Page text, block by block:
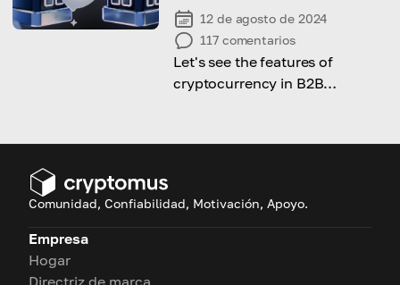
12 de agosto de 2024
117 comentarios
Let's see the features of
cryptocurrency in B2B
Comunidad, Confiabilidad, Motivación, Apoyo.
Empresa
Hogar